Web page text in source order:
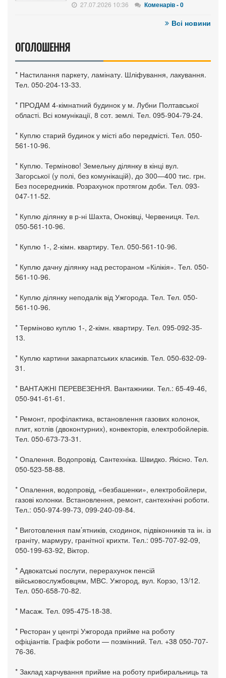
27.07.2026 10:36 Коменарів - 0
Всі новини
ОГОЛОШЕННЯ
* Настилання паркету, ламінату. Шліфування, лакування.
Тел. 050-204-13-33.
* ПРОДАМ 4-кімнатний будинок у м. Лубни Полтавської
області. Всі комунікації, 8 сот. землі. Тел. 095-904-79-24.
* Куплю старий будинок у місті або передмісті. Тел. 050-
561-10-96.
* Куплю. Терміново! Земельну ділянку в кінці вул.
Загорської (у полі, без комунікацій), до 300—400 тис. грн.
Без посередників. Розрахунок протягом доби. Тел. 093-
047-11-52.
* Куплю ділянку в р-ні Шахта, Оноківці, Червениця. Тел.
050-561-10-96.
* Куплю 1-, 2-кімн. квартиру. Тел. 050-561-10-96.
* Куплю дачну ділянку над рестораном «Кілікія». Тел. 050-
561-10-96.
* Куплю ділянку неподалік від Ужгорода. Тел. Тел. 050-
561-10-96.
* Терміново куплю 1-, 2-кімн. квартиру. Тел. 095-092-35-
13.
* Куплю картини закарпатських класиків. Тел. 050-632-09-
31.
* ВАНТАЖНІ ПЕРЕВЕЗЕННЯ. Вантажники. Тел.: 65-49-46,
050-941-61-61.
* Ремонт, профілактика, встановлення газових колонок,
плит, котлів (двоконтурних), конвекторів, електробойлерів.
Тел. 050-673-73-31.
* Опалення. Водопровід. Сантехніка. Швидко. Якісно. Тел.
050-523-58-88.
* Опалення, водопровід, «безбашенки», електробойлери,
газові колонки. Встановлення, ремонт, сантехнічні роботи.
Тел.: 050-974-99-73, 099-240-09-84.
* Виготовлення пам’ятників, сходинок, підвіконників та ін. із
граніту, мармуру, гранітної крихти. Тел.: 095-707-92-09,
050-199-63-92, Віктор.
* Адвокатські послуги, перерахунок пенсій
військовослужбовцям, МВС. Ужгород, вул. Корзо, 13/12.
Тел. 050-658-70-82.
* Масаж. Тел. 095-475-18-38.
* Ресторан у центрі Ужгорода прийме на роботу
офіціантів. Графік роботи — позмінний. Тел. +38 050-707-
76-36.
* Заклад харчування прийме на роботу прибиральниць та